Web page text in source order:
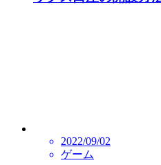
2022/09/02
ゲーム